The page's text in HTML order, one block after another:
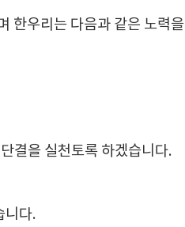
한우리는 다음과 같은 노력을
결을 실천토록 하겠습니다.
니다.